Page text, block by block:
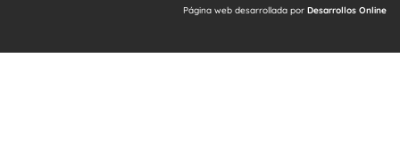
Página web desarrollada por Desarrollos Online